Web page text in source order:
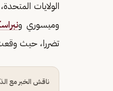
الولايات المتحدة،
وميسوري و
تضررا، حيث
ناقش الخبر مع